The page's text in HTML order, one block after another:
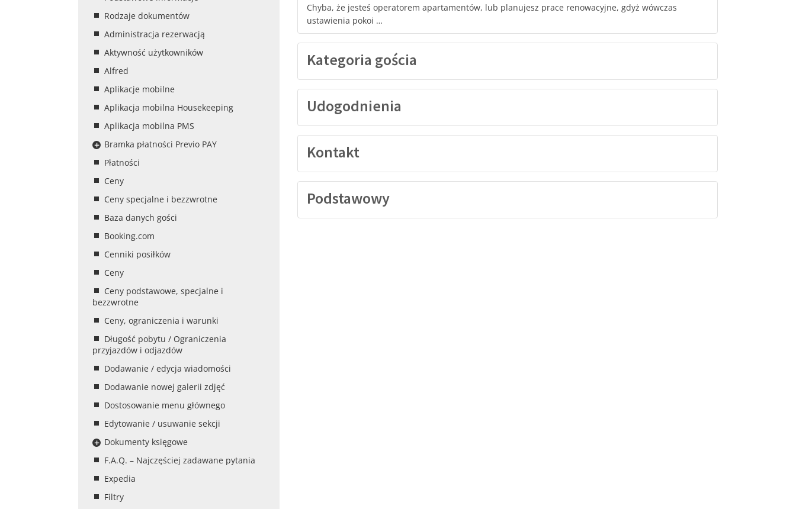
Rodzaje dokumentów
Administracja rezerwacją
Aktywność użytkowników
Alfred
Aplikacje mobilne
Aplikacja mobilna Housekeeping
Aplikacja mobilna PMS
Bramka płatności Previo PAY
Płatności
Ceny
Ceny specjalne i bezzwrotne
Baza danych gości
Booking.com
Cenniki posiłków
Ceny
Ceny podstawowe, specjalne i
bezzwrotne
Ceny, ograniczenia i warunki
Długość pobytu / Ograniczenia
przyjazdów i odjazdów
Dodawanie / edycja wiadomości
Dodawanie nowej galerii zdjęć
Dostosowanie menu głównego
Edytowanie / usuwanie sekcji
Dokumenty księgowe
F.A.Q. – Najczęściej zadawane pytania
Expedia
Filtry
Chyba, że jesteś operatorem apartamentów, lub planujesz prace renowacyjne, gdyż wówczas
ustawienia pokoi …
Kategoria gościa
Udogodnienia
Kontakt
Podstawowy